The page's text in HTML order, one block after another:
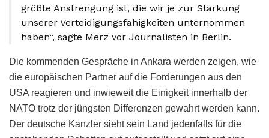
größte Anstrengung ist, die wir je zur Stärkung
unserer Verteidigungsfähigkeiten unternommen
haben“, sagte Merz vor Journalisten in Berlin.
Die kommenden Gespräche in Ankara werden zeigen, wie
die europäischen Partner auf die Forderungen aus den
USA reagieren und inwieweit die Einigkeit innerhalb der
NATO trotz der jüngsten Differenzen gewahrt werden kann.
Der deutsche Kanzler sieht sein Land jedenfalls für die